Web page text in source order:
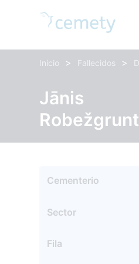
Inicio > Fallecidos >
Jānis
Cementerio
Sector
Fila